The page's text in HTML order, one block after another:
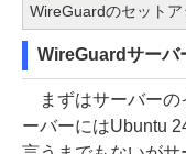
WireGuardのセット
WireGuardサーバ
まずはサーバーの
ーバーにはUbuntu